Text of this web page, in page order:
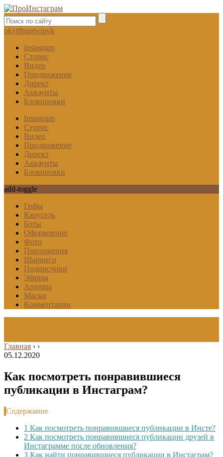
okytfbgptwinvk
Instagram
Сторис
Видео
Продвижение
Директ
Аккаунты
Блокировки
Instagram
Сторис
Видео
Продвижение
Директ
Аккаунты
Блокировки
add-toggle
Гифы
Карусель
Боты
Оформление
Фото
Приложения
Шаринги
Подписчики
Эфиры
Архивы
Маски
Комментарии
Главная › ›
05.12.2020
Как посмотреть понравившиеся
публикации в Инстаграм?
Содержание
1 Как посмотреть понравившиеся публикации в Инсте?
2 Как посмотреть понравившиеся публикации друзей в
Инстаграмме после обновления?
3 Как найти понравившиеся публикации в Инстаграм?